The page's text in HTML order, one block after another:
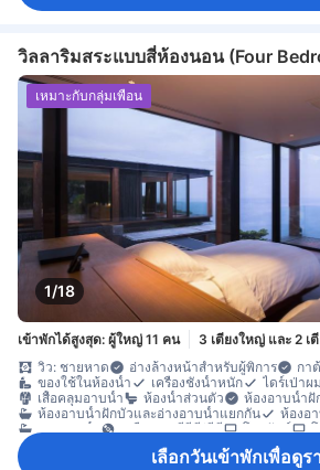
ครัวขนาดเล็ก
เครื่องชงกาแฟ/ชา เครื่องดื่ม
ตู้เย็น
โต๊ะรับประทานอาหาร น้ำดื่มบรรจุขว
มินิบาร์
ไมโครเวฟ
พื้นที่กลางแจ้งรอบที่พัก
สระว่ายน้ำส่วนตัว
หน้าต่าง
ห้องรับประทา
ราวตากผ้า
เตียงสำหรับเด็ก (เมื่อแจ้งความประสงค์)
เข้าถึง
เครื่องตรวจจับควัน
เครื่องปรับอากาศส่วนตัว
ถังดับเพลิง
บริการด้านความปลอดภัย
วิลลาริมสระแบบสี่ห้องนอน (Four
1/18
เหมาะกับกลุ่มเพื่อน
เข้าพักได้สูงสุด: ผู้ใหญ่ 11 คน
3 เตียงใหญ่ และ 2 เ
วิว: ชายหาด
อ่างล้างหน้าสำหรับผู้พิการ กา
ของใช้ในห้องน้ำ
เครื่องชั่งน้ำหนัก ไดร์เป่าผม
เสื้อคลุมอาบน้ำ
ห้องน้ำส่วนตัว
ห้องอาบน้ำ
ห้องอาบน้ำฝักบัวและอ่างอาบน้ำแยกกัน
ห้องอ
อ่างอาบน้ำ
เครื่องเล่นดีวีดี/ซีดี โทรทัศน์
โทรทัศน์ดาวเทียม/เคเบิล
โทรศัพท์ บริการส
อินเทอร์เน็ตไร้สาย (ฟรี)
เลือกวันเข้าพักเพื่อดูร